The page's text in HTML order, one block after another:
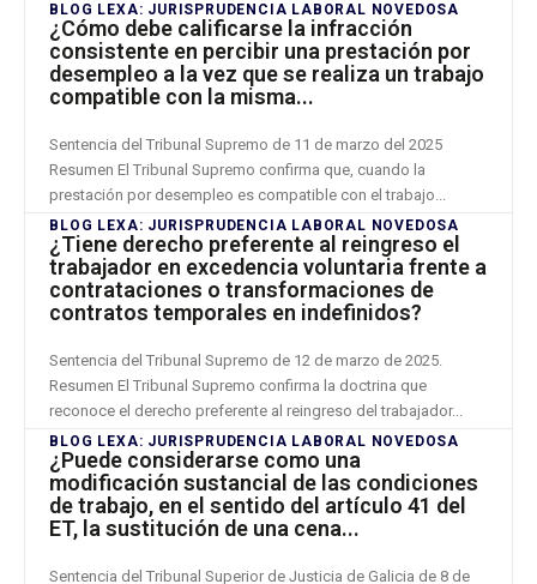
BLOG LEXA: JURISPRUDENCIA LABORAL NOVEDOSA
¿Cómo debe calificarse la infracción
consistente en percibir una prestación por
desempleo a la vez que se realiza un trabajo
compatible con la misma...
Sentencia del Tribunal Supremo de 11 de marzo del 2025
Resumen El Tribunal Supremo confirma que, cuando la
prestación por desempleo es compatible con el trabajo...
BLOG LEXA: JURISPRUDENCIA LABORAL NOVEDOSA
¿Tiene derecho preferente al reingreso el
trabajador en excedencia voluntaria frente a
contrataciones o transformaciones de
contratos temporales en indefinidos?
Sentencia del Tribunal Supremo de 12 de marzo de 2025.
Resumen El Tribunal Supremo confirma la doctrina que
reconoce el derecho preferente al reingreso del trabajador...
BLOG LEXA: JURISPRUDENCIA LABORAL NOVEDOSA
¿Puede considerarse como una
modificación sustancial de las condiciones
de trabajo, en el sentido del artículo 41 del
ET, la sustitución de una cena...
Sentencia del Tribunal Superior de Justicia de Galicia de 8 de